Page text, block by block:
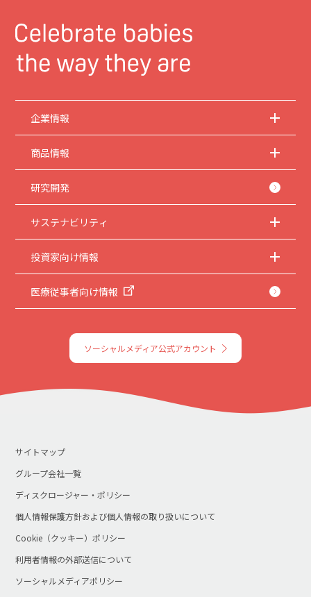
企業情報
商品情報
研究開発
サステナビリティ
投資家向け情報
医療従事者向け情報
ソーシャルメディア公式アカウント
サイトマップ
グループ会社一覧
ディスクロージャー・ポリシー
個人情報保護方針および個人情報の取り扱いについて
Cookie（クッキー）ポリシー
利用者情報の外部送信について
ソーシャルメディアポリシー